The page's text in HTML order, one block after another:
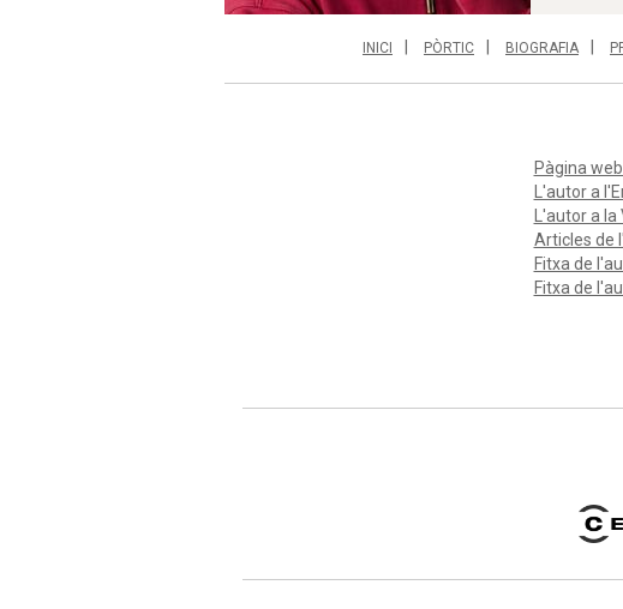
INICI PÒRTIC BIOGRAFIA
Pàgina
L'autor a
L'autor a
Articles de
Fitxa de
Fitxa de